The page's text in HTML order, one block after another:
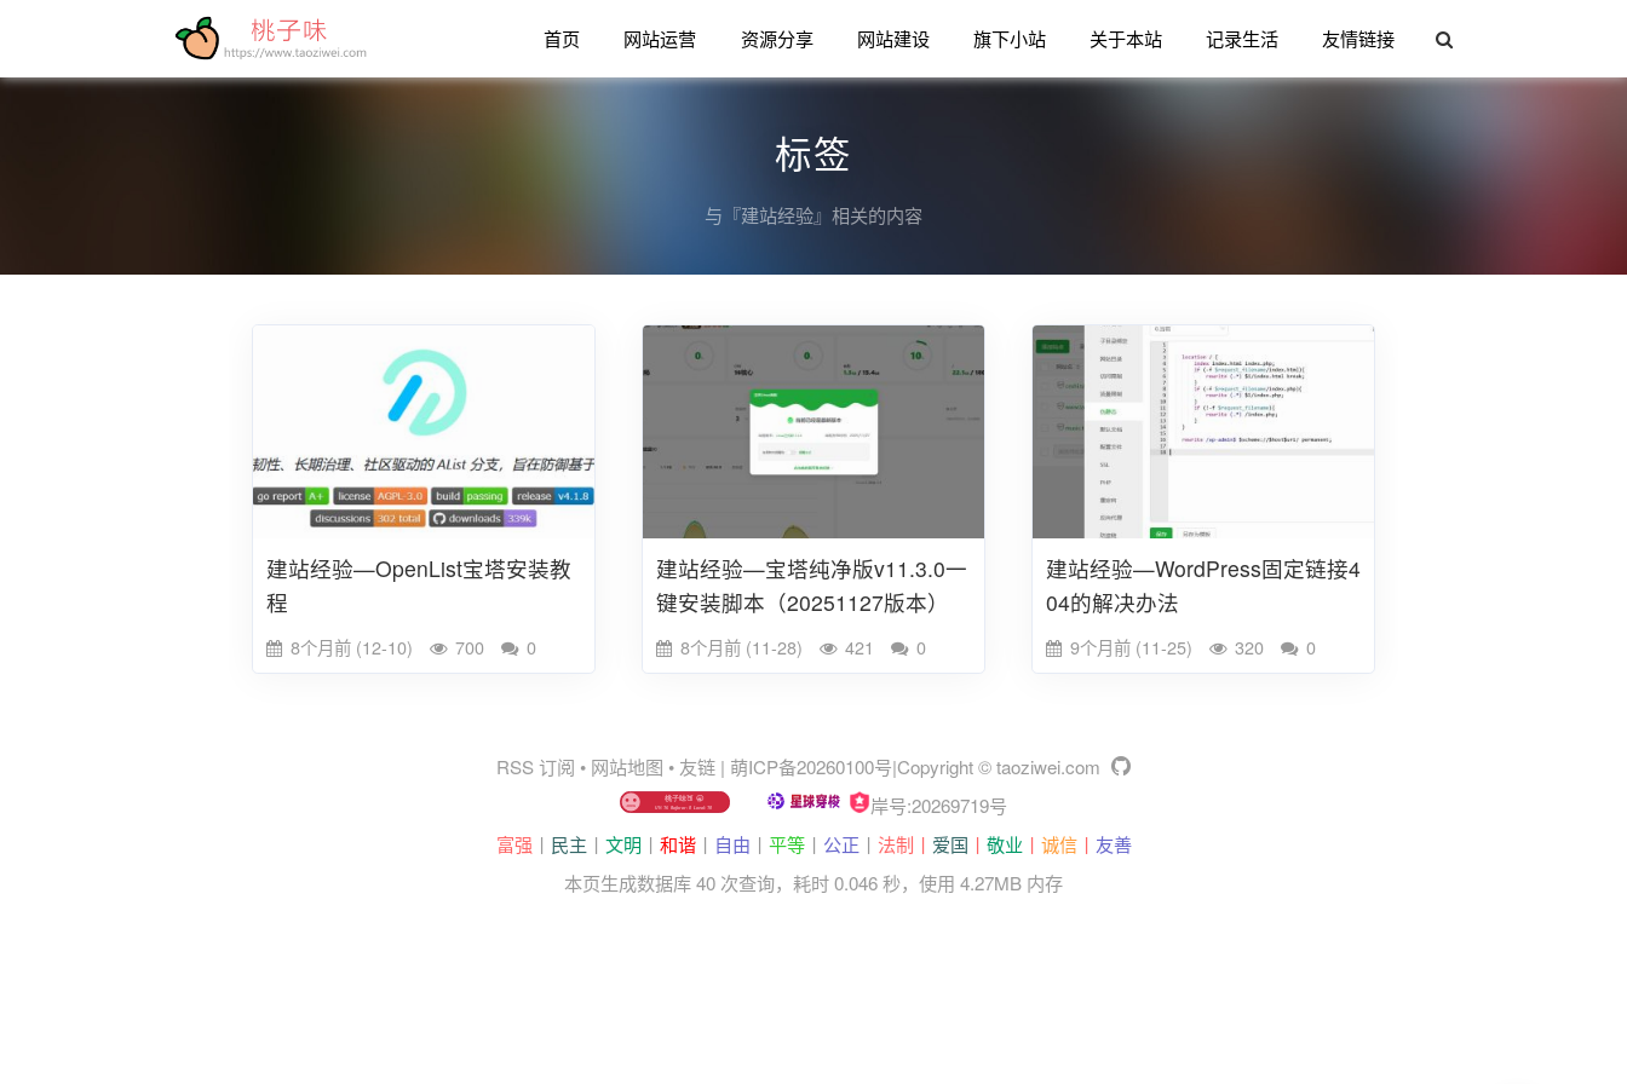
首页 网站运营 资源分享 网站建设 旗下小站 关于本站 记录生活 友情链接
标签
与『建站经验』相关的内容
建站经验—OpenList宝塔安装教
程
8个月前 (12-10) 700 0
建站经验—宝塔纯净版v11.3.0一
键安装脚本（20251127版本）
8个月前 (11-28) 421 0
建站经验—WordPress固定链接4
04的解决办法
9个月前 (11-25) 320 0
RSS 订阅 • 网站地图 • 友链 | 萌ICP备20260100号|Copyright © taoziwei.com
岸号:20269719号
富强 丨 民主 丨 文明 丨 和谐丨 自由 丨 平等丨 公正 丨 法制丨 爱国 丨 敬业 丨 诚信丨 友善
本页生成数据库 40 次查询，耗时 0.046 秒，使用 4.27MB 内存